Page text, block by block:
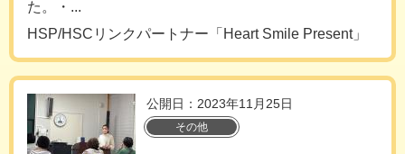
た。・...
HSP/HSCリンクパートナー「Heart Smile Present」
公開日：2023年11月25日
その他